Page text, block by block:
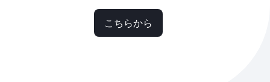
こちらから